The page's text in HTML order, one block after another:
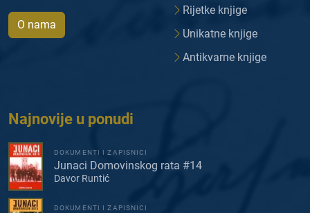
O nama
Rijetke knjige
Unikatne knjige
Antikvarne knjige
Najnovije u ponudi
DOKUMENTI I ZAPISNICI
Junaci Domovinskog rata #14
Davor Runtić
DOKUMENTI I ZAPISNICI